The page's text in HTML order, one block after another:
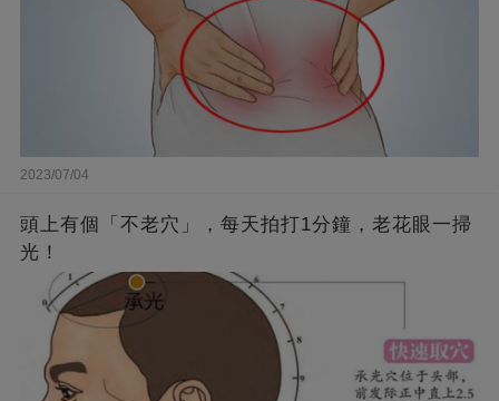
2023/07/04
頭上有個「不老穴」，每天拍打1分鐘，老花眼一掃
光！